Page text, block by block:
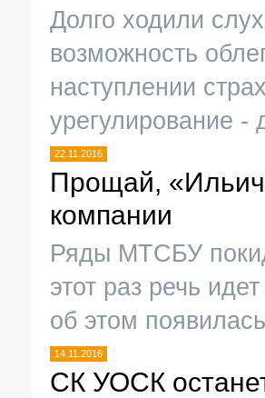
Долго ходили
возможность
наступлении
урегулирование -
22.11.2016
Прощай,
компании
Ряды МТСБУ
этот раз речь
об этом
14.11.2016
СК УОСК